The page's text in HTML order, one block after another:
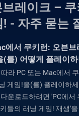
레이크 –
! - 자주 묻는
에서 쿠키런: 오븐
(를) 어떻게 플레이
라 PC 또는 Mac에서
게임!을(를) 플레이하
운로드하려면 'PC에서
들의 러닝 게임! 재생'